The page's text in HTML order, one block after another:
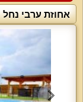
אחוזת ערבי נחל